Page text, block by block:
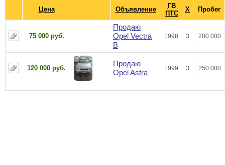
Цена Объявление
ГВ
ПТС
Х Пробег
75 000 руб.
Продаю
Opel Vectra
B
1998 3 200 000
120 000 руб.
Продаю
Opel Astra
1999 3 250 000